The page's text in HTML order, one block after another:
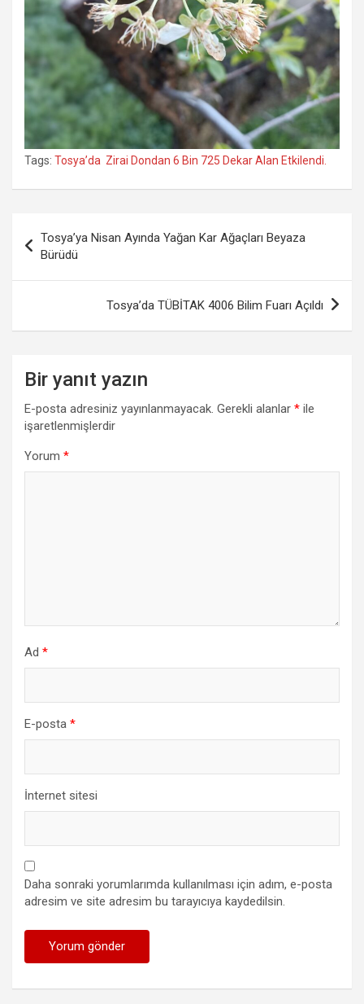
Tags: Tosya’da Zirai Dondan 6 Bin 725 Dekar Alan Etkilendi.
gezinmesi
Tosya’ya Nisan Ayında Yağan Kar Ağaçları Beyaza
Bürüdü
Tosya’da TÜBİTAK 4006 Bilim Fuarı Açıldı
Bir yanıt yazın
E-posta adresiniz yayınlanmayacak. Gerekli alanlar * ile
işaretlenmişlerdir
Yorum *
Ad *
E-posta *
İnternet sitesi
Daha sonraki yorumlarımda kullanılması için adım, e-posta
adresim ve site adresim bu tarayıcıya kaydedilsin.